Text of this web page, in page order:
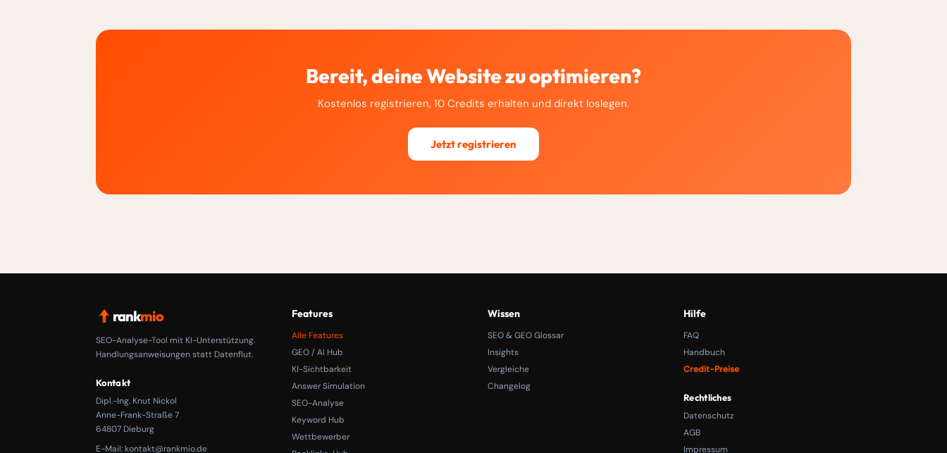
Bereit, deine Website zu optimieren?
Kostenlos registrieren, 10 Credits erhalten und direkt loslegen.
Jetzt registrieren
rankmio
SEO-Analyse-Tool mit KI-Unterstützung.
Handlungsanweisungen statt Datenflut.
Kontakt
Dipl.-Ing. Knut Nickol
Anne-Frank-Straße 7
64807 Dieburg
E-Mail:kontakt@rankmio.de
Features
Alle Features
GEO / AI Hub
KI-Sichtbarkeit
Answer Simulation
SEO-Analyse
Keyword Hub
Wettbewerber
Wissen
SEO & GEO Glossar
Insights
Vergleiche
Changelog
Hilfe
FAQ
Handbuch
Credit-Preise
Rechtliches
Datenschutz
AGB
Impressum